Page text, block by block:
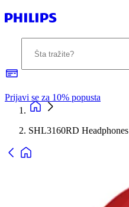
Prijavi se za 10% popusta
SHL3160RD Headphones